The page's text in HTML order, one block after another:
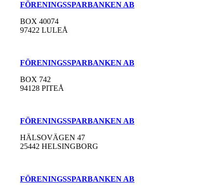
FÖRENINGSSPARBANKEN AB
BOX 40074
97422 LULEÅ
FÖRENINGSSPARBANKEN AB
BOX 742
94128 PITEÅ
FÖRENINGSSPARBANKEN AB
HÄLSOVÄGEN 47
25442 HELSINGBORG
FÖRENINGSSPARBANKEN AB